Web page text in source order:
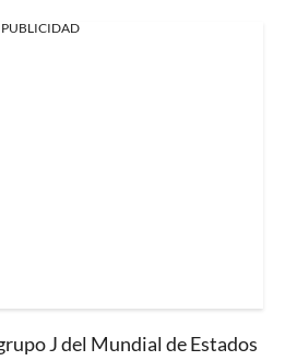
PUBLICIDAD
J del Mundial de Estados